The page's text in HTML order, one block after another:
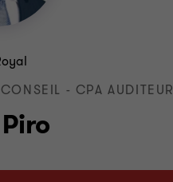
- CPA AUDITEUR